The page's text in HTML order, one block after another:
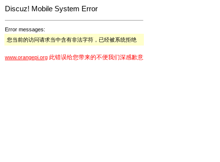
Discuz! Mobile System Error
Error messages:
您当前的访问请求当中含有非法字符，已经被系统拒绝
www.orangepi.org 此错误给您带来的不便我们深感歉意